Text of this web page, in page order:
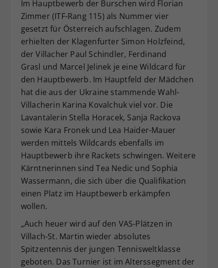
Im Hauptbewerb der Burschen wird Florian
Zimmer (ITF-Rang 115) als Nummer vier
gesetzt für Österreich aufschlagen. Zudem
erhielten der Klagenfurter Simon Holzfeind,
der Villacher Paul Schindler, Ferdinand
Grasl und Marcel Jelinek je eine Wildcard für
den Hauptbewerb. Im Hauptfeld der Mädchen
hat die aus der Ukraine stammende Wahl-
Villacherin Karina Kovalchuk viel vor. Die
Lavantalerin Stella Horacek, Sanja Rackova
sowie Kara Fronek und Lea Haider-Mauer
werden mittels Wildcards ebenfalls im
Hauptbewerb ihre Rackets schwingen. Weitere
Kärntnerinnen sind Tea Nedic und Sophia
Wassermann, die sich über die Qualifikation
einen Platz im Hauptbewerb erkämpfen
wollen.
„Auch heuer wird auf den VAS-Plätzen in
Villach-St. Martin wieder absolutes
Spitzentennis der jungen Tennisweltklasse
geboten. Das Turnier ist im Alterssegment der